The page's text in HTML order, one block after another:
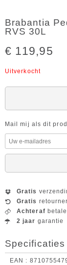
Brabantia
RVS 30L
€ 119,95
Uitverkocht
Mail mij als dit
Gratis
Gratis
Achteraf
2 jaar garantie
Specificaties
EAN